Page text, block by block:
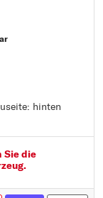
hinten
Sie die